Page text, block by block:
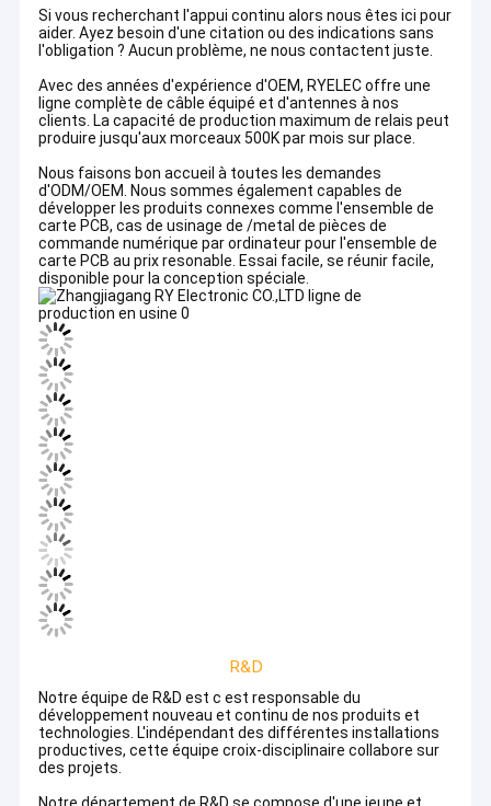
Cas
Demandez une citation
harnais fait sur commande de fil
Câble équipé de LVDS
assemblages de câbles personnalisés
Assemblée plate de câble plat
ensemble de cable électrique
Câble coaxial de liaison micro
Le harnais de câblage industriel
Cable FFC FPC
Le harnais de fil JST
Corde de correction de réseau
Nouveau harnais d'énergie
Câble équipé de Molex
Câblage électrique
Si vous recherchant l'appui continu alors nous êtes ici pour
aider. Ayez besoin d'une citation ou des indications sans
l'obligation ? Aucun problème, ne nous contactent juste.
Avec des années d'expérience d'OEM, RYELEC offre une
ligne complète de câble équipé et d'antennes à nos
clients. La capacité de production maximum de relais peut
produire jusqu'aux morceaux 500K par mois sur place.
Nous faisons bon accueil à toutes les demandes
d'ODM/OEM. Nous sommes également capables de
développer les produits connexes comme l'ensemble de
carte PCB, cas de usinage de /metal de pièces de
commande numérique par ordinateur pour l'ensemble de
carte PCB au prix resonable. Essai facile, se réunir facile,
disponible pour la conception spéciale.
avenir.